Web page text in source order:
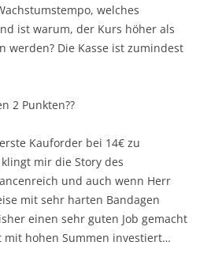
welches
ist warum, der Kurs höher als
werden? Die Kasse ist zumindest
2 Punkten??
Kauforder bei 14€ zu
mir die Story des
und auch wenn Herr
mit sehr harten Bandagen
einen sehr guten Job gemacht
hohen Summen investiert…